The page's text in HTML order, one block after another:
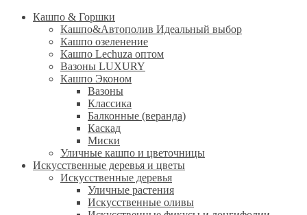
Кашпо & Горшки
Кашпо&Автополив Идеальный выбор
Кашпо озеленение
Кашпо Lechuza оптом
Вазоны LUXURY
Кашпо Эконом
Вазоны
Классика
Балконные (веранда)
Каскад
Миски
Уличные кашпо и цветочницы
Искусственные деревья и цветы
Искусственные деревья
Уличные растения
Искусственные оливы